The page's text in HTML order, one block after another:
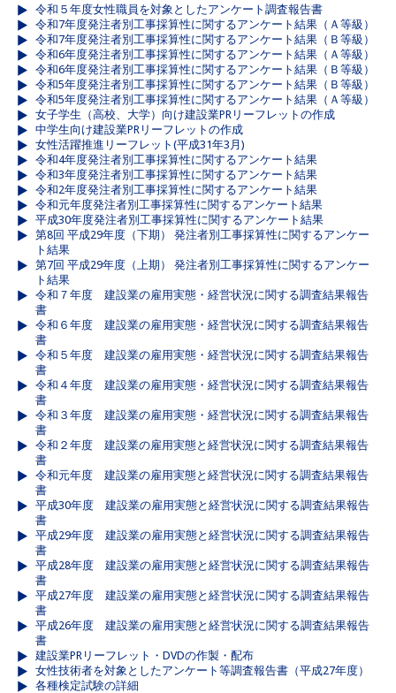
令和５年度女性職員を対象としたアンケート調査報告書
令和7年度発注者別工事採算性に関するアンケート結果（Ａ等級）
令和7年度発注者別工事採算性に関するアンケート結果（Ｂ等級）
令和6年度発注者別工事採算性に関するアンケート結果（Ａ等級）
令和6年度発注者別工事採算性に関するアンケート結果（Ｂ等級）
令和5年度発注者別工事採算性に関するアンケート結果（Ｂ等級）
令和5年度発注者別工事採算性に関するアンケート結果（Ａ等級）
女子学生（高校、大学）向け建設業PRリーフレットの作成
中学生向け建設業PRリーフレットの作成
女性活躍推進リーフレット(平成31年3月)
令和4年度発注者別工事採算性に関するアンケート結果
令和3年度発注者別工事採算性に関するアンケート結果
令和2年度発注者別工事採算性に関するアンケート結果
令和元年度発注者別工事採算性に関するアンケート結果
平成30年度発注者別工事採算性に関するアンケート結果
第8回 平成29年度（下期） 発注者別工事採算性に関するアンケー
ト結果
第7回 平成29年度（上期） 発注者別工事採算性に関するアンケー
ト結果
令和７年度 建設業の雇用実態・経営状況に関する調査結果報告
書
令和６年度 建設業の雇用実態・経営状況に関する調査結果報告
書
令和５年度 建設業の雇用実態・経営状況に関する調査結果報告
書
令和４年度 建設業の雇用実態・経営状況に関する調査結果報告
書
令和３年度 建設業の雇用実態・経営状況に関する調査結果報告
書
令和２年度 建設業の雇用実態と経営状況に関する調査結果報告
書
令和元年度 建設業の雇用実態と経営状況に関する調査結果報告
書
平成30年度 建設業の雇用実態と経営状況に関する調査結果報告
書
平成29年度 建設業の雇用実態と経営状況に関する調査結果報告
書
平成28年度 建設業の雇用実態と経営状況に関する調査結果報告
書
平成27年度 建設業の雇用実態と経営状況に関する調査結果報告
書
平成26年度 建設業の雇用実態と経営状況に関する調査結果報告
書
建設業PRリーフレット・DVDの作製・配布
女性技術者を対象としたアンケート等調査報告書（平成27年度）
各種検定試験の詳細